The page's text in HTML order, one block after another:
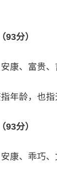
93分）
康、富贵
年龄，也指
93分）
康、乖巧